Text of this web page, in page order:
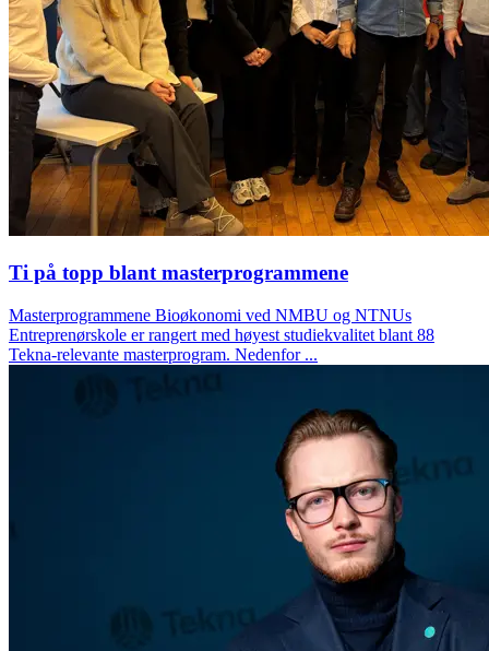
Ti på topp blant masterprogrammene
Masterprogrammene Bioøkonomi ved NMBU og NTNUs
Entreprenørskole er rangert med høyest studiekvalitet blant 88
Tekna-relevante masterprogram. Nedenfor ...